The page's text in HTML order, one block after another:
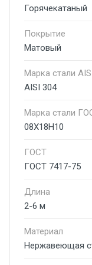
Горячекатаный
Покрытие
Матовый
Марка стали
AISI 304
Марка стали
08Х18Н10
ГОСТ
ГОСТ 7417-75
Длина
2-6 м
Материал
Нержавеющая